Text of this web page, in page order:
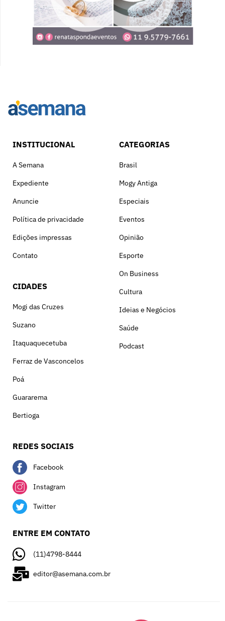
INSTITUCIONAL
A Semana
Expediente
Anuncie
Política de privacidade
Edições impressas
Contato
CIDADES
Mogi das Cruzes
Suzano
Itaquaquecetuba
Ferraz de Vasconcelos
Poá
Guararema
Bertioga
CATEGORIAS
Brasil
Mogy Antiga
Especiais
Eventos
Opinião
Esporte
On Business
Cultura
Ideias e Negócios
Saúde
Podcast
REDES SOCIAIS
Facebook
Instagram
Twitter
ENTRE EM CONTATO
(11)4798-8444
editor@asemana.com.br